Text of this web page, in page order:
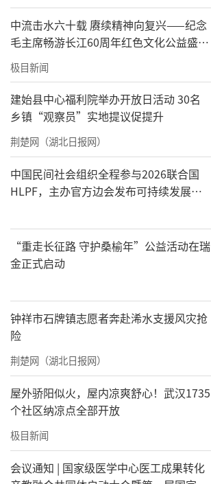
中流击水六十载 赓续精神向复兴——纪念
毛主席畅游长江60周年红色文化公益盛典
在武汉举办
极目新闻
建始县中心福利院举办开放日活动 30名
乡镇“观察员”实地提议促提升
荆楚网（湖北日报网）
中国民间社会组织全程参与2026联合国
HLPF，主办官方边会发布可持续发展标
“重走长征路 守护桑榆年”公益活动在瑞
金正式启动
钟祥市石牌镇志愿者奔赴浠水支援风灾抢
险
荆楚网（湖北日报网）
屋外骄阳似火，屋内凉爽舒心！武汉1735
个社区纳凉点全部开放
极目新闻
会议通知 | 国家级医学中心医工成果转化